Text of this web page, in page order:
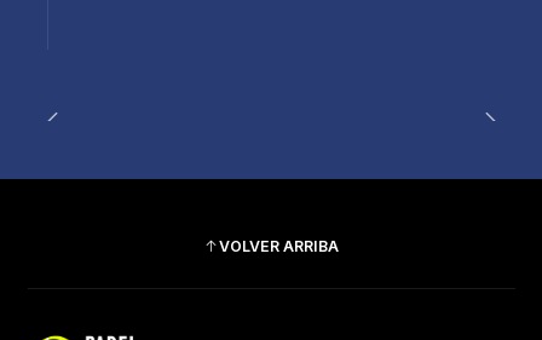
VOLVER ARRIBA